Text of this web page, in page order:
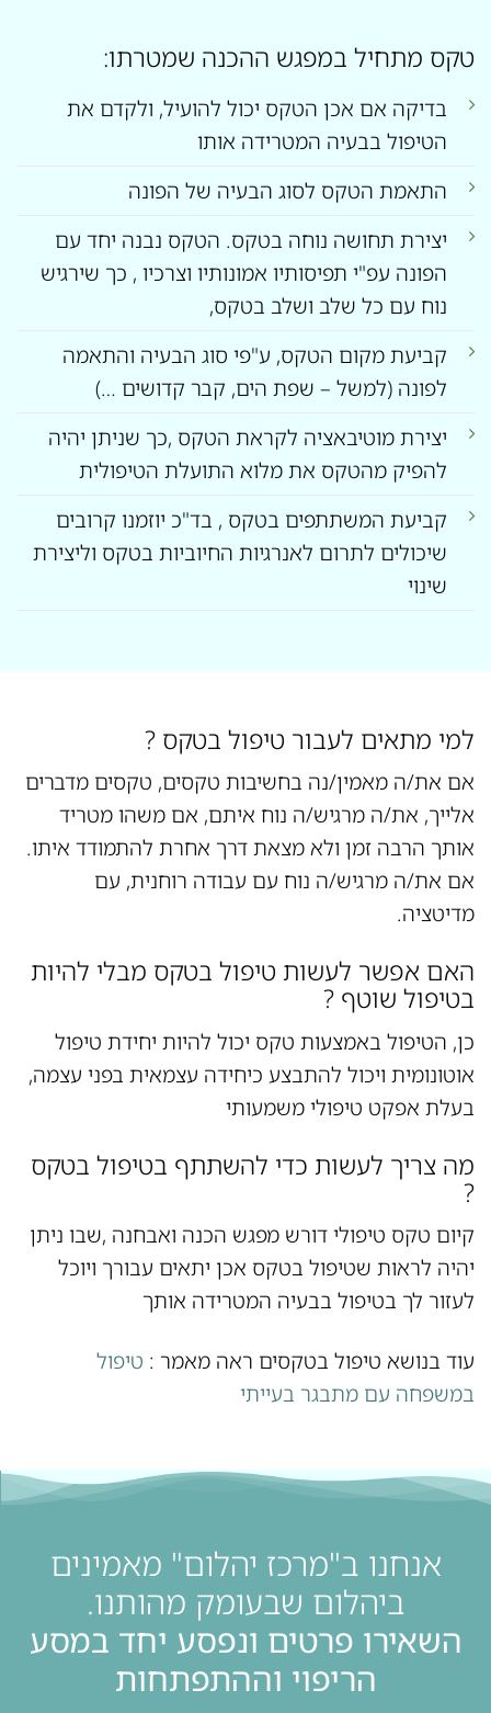
טקס מתחיל במפגש ההכנה שמטרתו:
בדיקה אם אכן הטקס יכול להועיל, ולקדם את
הטיפול בבעיה המטרידה אותו
התאמת הטקס לסוג הבעיה של הפונה
יצירת תחושה נוחה בטקס. הטקס נבנה יחד עם
הפונה עפ"י תפיסותיו אמונותיו וצרכיו , כך שירגיש
נוח עם כל שלב ושלב בטקס,
קביעת מקום הטקס, ע"פי סוג הבעיה והתאמה
לפונה (למשל – שפת הים, קבר קדושים …)
יצירת מוטיבאציה לקראת הטקס ,כך שניתן יהיה
להפיק מהטקס את מלוא התועלת הטיפולית
קביעת המשתתפים בטקס , בד"כ יוזמנו קרובים
שיכולים לתרום לאנרגיות החיוביות בטקס וליצירת
שינוי
למי מתאים לעבור טיפול בטקס ?
אם את/ה מאמין/נה בחשיבות טקסים, טקסים מדברים
אלייך, את/ה מרגיש/ה נוח איתם, אם משהו מטריד
אותך הרבה זמן ולא מצאת דרך אחרת להתמודד איתו.
אם את/ה מרגיש/ה נוח עם עבודה רוחנית, עם
מדיטציה.
האם אפשר לעשות טיפול בטקס מבלי להיות
בטיפול שוטף ?
כן, הטיפול באמצעות טקס יכול להיות יחידת טיפול
אוטונומית ויכול להתבצע כיחידה עצמאית בפני עצמה,
בעלת אפקט טיפולי משמעותי
מה צריך לעשות כדי להשתתף בטיפול בטקס
?
קיום טקס טיפולי דורש מפגש הכנה ואבחנה ,שבו ניתן
יהיה לראות שטיפול בטקס אכן יתאים עבורך ויוכל
לעזור לך בטיפול בבעיה המטרידה אותך
עוד בנושא טיפול בטקסים ראה מאמר : טיפול
במשפחה עם מתבגר בעייתי
אנחנו ב"מרכז יהלום" מאמינים
ביהלום שבעומק מהותנו.
השאירו פרטים ונפסע יחד במסע
הריפוי וההתפתחות